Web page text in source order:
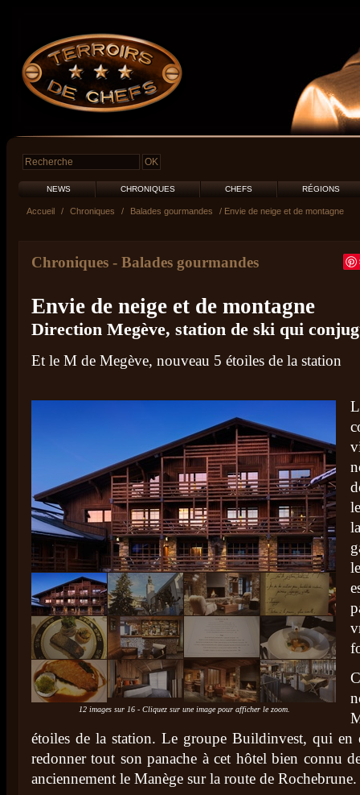
NEWS CHRONIQUES CHEFS RÉGIONS
Accueil / Chroniques / Balades gourmandes / Envie de neige et de montagne
Chroniques - Balades gourmandes
Envie de neige et de montagne
Direction Megève, station de ski qui
Et le M de Megève, nouveau 5 étoiles de la station
12 images sur 16 - Cliquez sur une image pour afficher le zoom.
étoiles de la station. Le groupe Buildinvest, qui en
redonner tout son panache à cet hôtel bien connu
anciennement le Manège sur la route de Rochebrune.